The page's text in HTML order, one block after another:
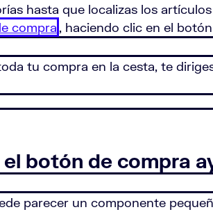
hasta que localizas los
compra , haciendo clic en el
tu compra en la cesta, te
botón de compra
parecer un componente